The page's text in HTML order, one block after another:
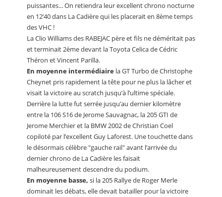
puissantes... On retiendra leur excellent chrono nocturne
en 12’40 dans La Cadière qui les placerait en 8ème temps
des VHC !
La Clio Williams des RABEJAC père et fils ne déméritait pas
et terminait 2ème devant la Toyota Celica de Cédric
Théron et Vincent Parilla.
En moyenne intermédiaire la GT Turbo de Christophe
Cheynet pris rapidement la tête pour ne plus la lâcher et
visait la victoire au scratch jusqu’à l’ultime spéciale.
Derrière la lutte fut serrée jusqu’au dernier kilomètre
entre la 106 S16 de Jerome Sauvagnac, la 205 GTI de
Jerome Merchier et la BMW 2002 de Christian Coel
copiloté par l’excellent Guy Laforest. Une touchette dans
le désormais célèbre "gauche rail" avant l’arrivée du
dernier chrono de La Cadière les faisait
malheureusement descendre du podium.
En moyenne basse, si la 205 Rallye de Roger Merle
dominait les débats, elle devait batailler pour la victoire